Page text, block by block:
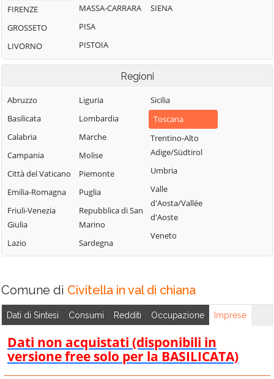
Castiglion
Fibocchi
Castiglion
Fiorentino
Chiana
Monte San
Savino
Montemignaio
FIRENZE
GROSSETO
LIVORNO
MASSA-CARRARA
PISA
PISTOIA
SIENA
Regioni
Abruzzo
Basilicata
Calabria
Campania
Città del Vaticano
Emilia-Romagna
Friuli-Venezia
Giulia
Lazio
Liguria
Lombardia
Marche
Molise
Piemonte
Puglia
Repubblica di San
Marino
Sardegna
Sicilia
Toscana
Trentino-Alto
Adige/Südtirol
Umbria
Valle
d'Aosta/Vallée
d'Aoste
Veneto
Comune di Civitella in val di chiana
Dati di Sintesi Consumi Redditi Occupazione Imprese
Dati non acquistati (disponibili in
versione free solo per la BASILICATA)